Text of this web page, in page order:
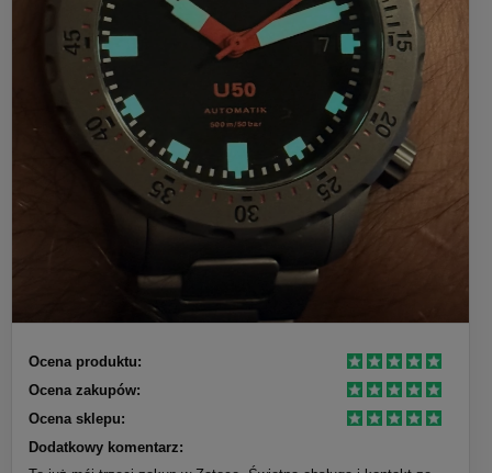
Ocena produktu:
Ocena zakupów:
Ocena sklepu:
Dodatkowy komentarz: